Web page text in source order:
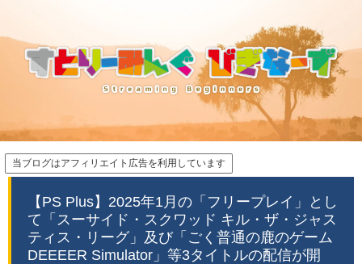
当ブログはアフィリエイト広告を利用しています
【PS Plus】2025年1月の「フリープレイ」とし
て「スーサイド・スクワッド キル・ザ・ジャス
ティス・リーグ」及び「ごく普通の鹿のゲーム
DEEEER Simulator」等3タイトルの配信が開